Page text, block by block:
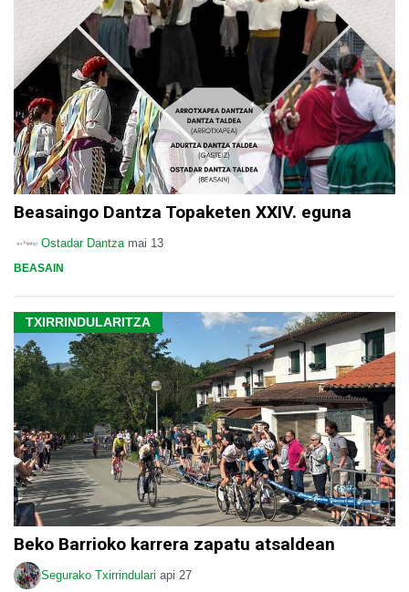
Beasaingo Dantza Topaketen XXIV. eguna
Ostadar Dantza mai 13
BEASAIN
TXIRRINDULARITZA
Beko Barrioko karrera zapatu atsaldean
Segurako Txirrindulari api 27